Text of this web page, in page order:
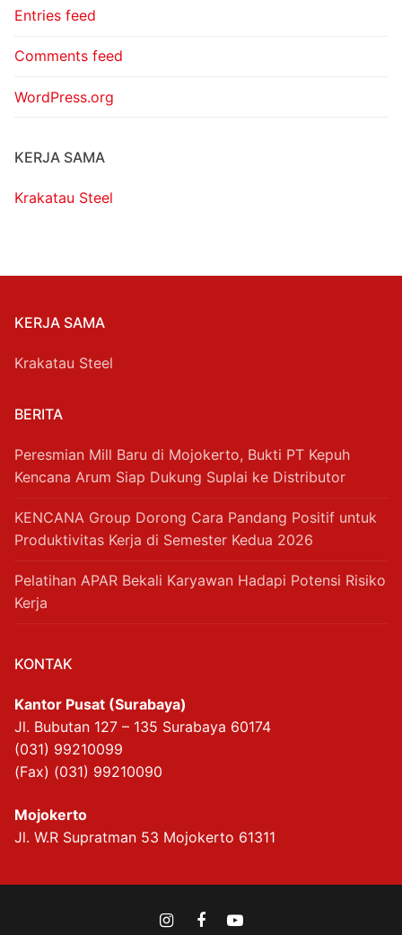
Entries feed
Comments feed
WordPress.org
KERJA SAMA
Krakatau Steel
KERJA SAMA
Krakatau Steel
BERITA
Peresmian Mill Baru di Mojokerto, Bukti PT Kepuh
Kencana Arum Siap Dukung Suplai ke Distributor
KENCANA Group Dorong Cara Pandang Positif untuk
Produktivitas Kerja di Semester Kedua 2026
Pelatihan APAR Bekali Karyawan Hadapi Potensi Risiko
Kerja
KONTAK
Kantor Pusat (Surabaya)
Jl. Bubutan 127 – 135 Surabaya 60174
(031) 99210099
(Fax) (031) 99210090
Mojokerto
Jl. W.R Supratman 53 Mojokerto 61311